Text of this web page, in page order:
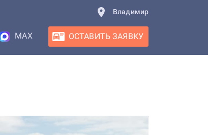
Владимир
MAX ОСТАВИТЬ ЗАЯВКУ